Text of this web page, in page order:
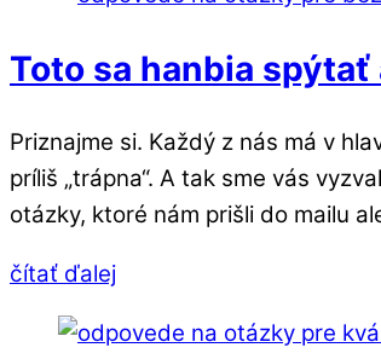
Toto sa hanbia
Priznajme si. Každý z nás má v
príliš „trápna“. A tak sme vás
otázky, ktoré nám prišli do mailu
čítať ďalej